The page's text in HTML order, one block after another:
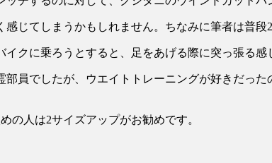
じてしまうかもしれません。ちなみに筆者は普
クに乗ろうとすると、足をあげる際に突っ張る感
員でしたが、ウエイトトレーニングが好きだっ
の人は2サイズアップがお勧めです。